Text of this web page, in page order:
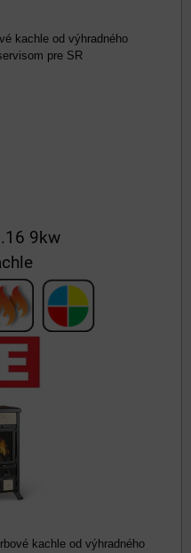
kachle od výhradného
pre SR
9kw
kachle od výhradného